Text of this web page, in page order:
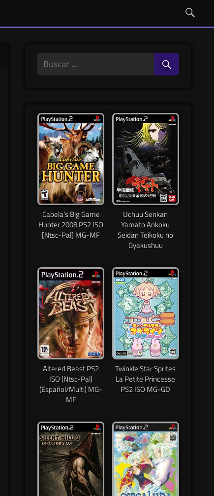
Cabela’s Big Game
Hunter 2008 PS2 ISO
[Ntsc-Pal] MG-MF
Uchuu Senkan
Yamato Ankoku
Seidan Teikoku no
Gyakushuu
Altered Beast PS2
ISO (Ntsc-Pal)
(Español/Multi) MG-
MF
Twinkle Star Sprites
La Petite Princesse
PS2 ISO MG-GD